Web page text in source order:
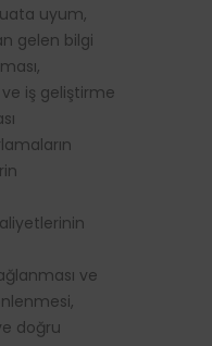
uyum,
gelen bilgi
iş geliştirme
ve
doğru